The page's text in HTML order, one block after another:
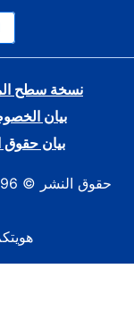
نسخة سطح
بيان
بيان حقوق